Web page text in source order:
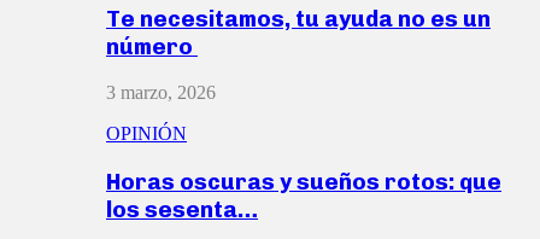
Te necesitamos, tu ayuda no es un
número
3 marzo, 2026
OPINIÓN
Horas oscuras y sueños rotos: que
los sesenta…